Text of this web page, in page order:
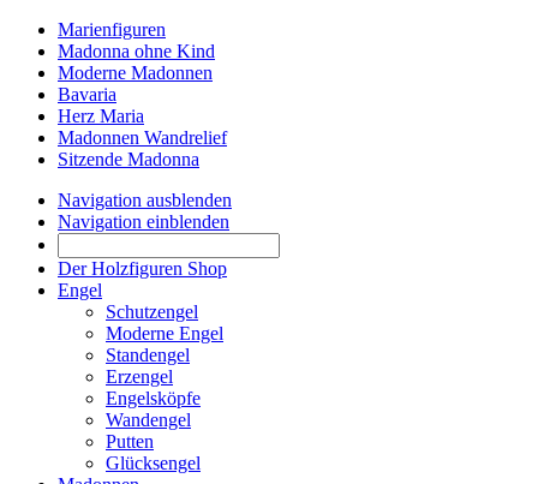
Marienfiguren
Madonna ohne Kind
Moderne Madonnen
Bavaria
Herz Maria
Madonnen Wandrelief
Sitzende Madonna
Navigation ausblenden
Navigation einblenden
Der Holzfiguren Shop
Engel
Schutzengel
Moderne Engel
Standengel
Erzengel
Engelsköpfe
Wandengel
Putten
Glücksengel